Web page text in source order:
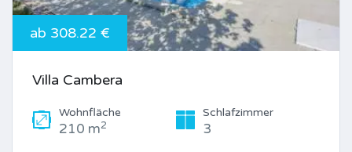
ab 308.22 €
Villa Cambera
Wohnfläche
210 m2
Schlafzimmer
3